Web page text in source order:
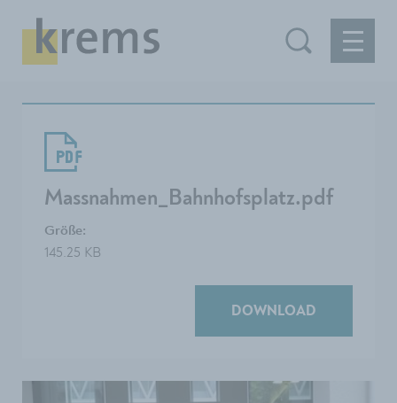
Massnahmen_Bahnhofsplatz.pdf
Größe:
145.25 KB
DOWNLOAD